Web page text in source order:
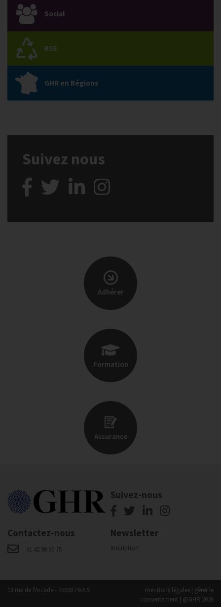
Social
RSE
GHR en Régions
Suivez nous
Adhérer
Formation
Assurance
Suivez-nous
Contactez-nous
01 42 96 60 75
Newsletter
Inscription
18 rue de l'Arcade - 75008 PARIS mentions légales | gérer le
consentement | @GHR 2026